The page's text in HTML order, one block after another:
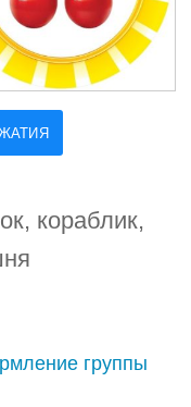
кораблик,
группы